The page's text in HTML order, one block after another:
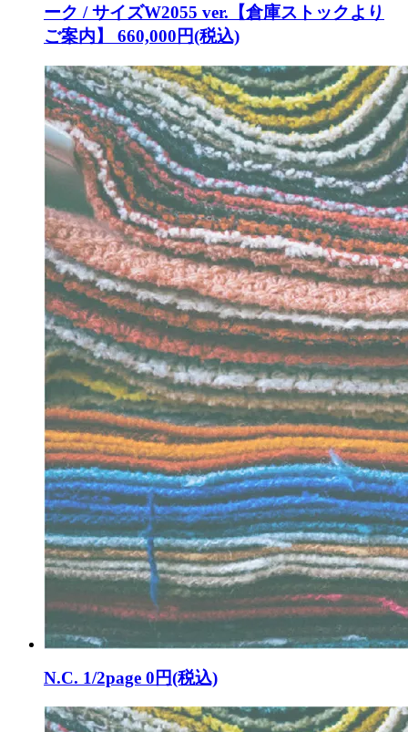
ーク / サイズW2055 ver.【倉庫ストックより
ご案内】 660,000円(税込)
N.C. 1/2page 0円(税込)